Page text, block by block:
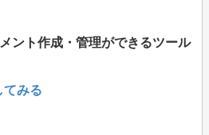
ント作成・管理ができるツール
てみる